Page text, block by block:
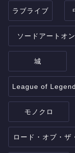
ラブライブ
ソードアートオ
城
League of
モノクロ
ロード・オブ・ザ